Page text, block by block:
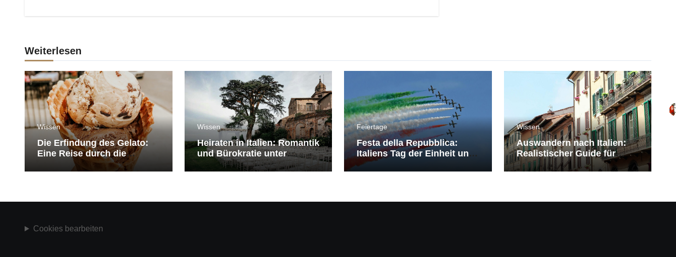
Weiterlesen
Wissen
Die Erfindung des Gelato:
Eine Reise durch die
Geschichte der Eiscreme
Wissen
Heiraten in Italien: Romantik
und Bürokratie unter
mediterranem Himmel
Feiertage
Festa della Repubblica:
Italiens Tag der Einheit und
Freiheit
Wissen
Auswandern nach Italien:
Realistischer Guide für
Deutsche
Cookies bearbeiten